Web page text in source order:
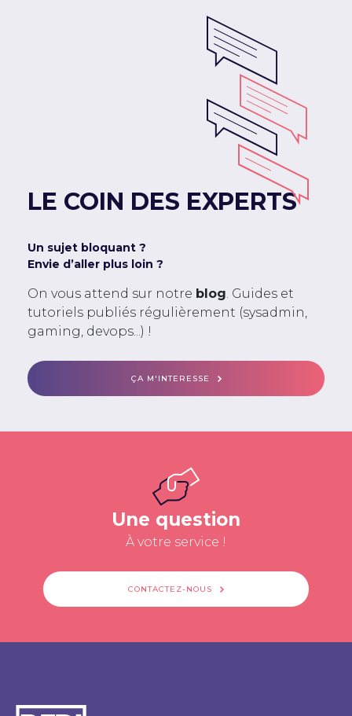
LE COIN DES EXPERTS
Un sujet bloquant ?
Envie d’aller plus loin ?
On vous attend sur notre blog. Guides et
tutoriels publiés régulièrement (sysadmin,
gaming, devops...) !
ÇA M'INTERESSE
Une question
À votre service !
CONTACTEZ-NOUS